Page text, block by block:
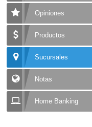
Opiniones
Productos
Sucursales
Notas
Home Banking